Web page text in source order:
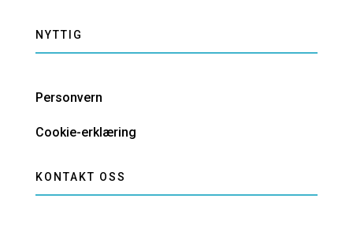
NYTTIG
Personvern
Cookie-erklæring
KONTAKT OSS